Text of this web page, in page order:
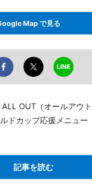
Map で見る
OUT（オールアウ
カップ応援メニュー
記事を読む